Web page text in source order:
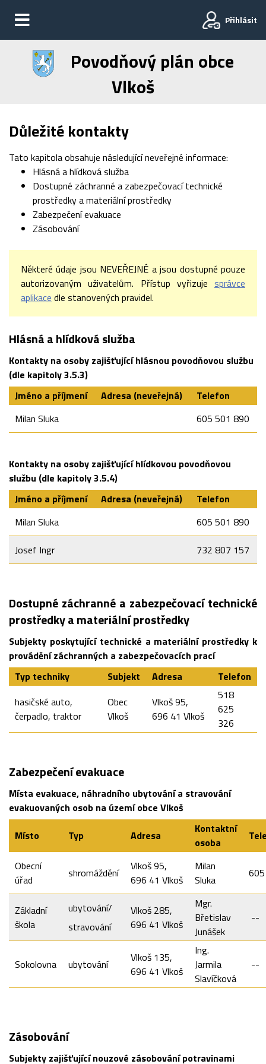
Přihlásit
Povodňový plán obce
Vlkoš
Důležité kontakty
Tato kapitola obsahuje následující neveřejné informace:
Hlásná a hlídková služba
Dostupné záchranné a zabezpečovací technické
prostředky a materiální prostředky
Zabezpečení evakuace
Zásobování
Některé údaje jsou NEVEŘEJNÉ a jsou dostupné pouze
autorizovaným uživatelům. Přístup vyřizuje správce
aplikace dle stanovených pravidel.
Hlásná a hlídková služba
Kontakty na osoby zajišťující hlásnou povodňovou službu
(dle kapitoly 3.5.3)
Jméno a příjmení
Adresa (neveřejná)
Telefon
Milan Sluka
605 501 890
Kontakty na osoby zajišťující hlídkovou povodňovou
službu (dle kapitoly 3.5.4)
Jméno a příjmení
Adresa (neveřejná)
Telefon
Milan Sluka
605 501 890
Josef Ingr
732 807 157
Dostupné záchranné a zabezpečovací technické
prostředky a materiální prostředky
Subjekty poskytující technické a materiální prostředky k
provádění záchranných a zabezpečovacích prací
Typ techniky
Subjekt Adresa
Telefon
hasičské auto,
čerpadlo, traktor
Obec
Vlkoš
Vlkoš 95,
696 41 Vlkoš
518
625
326
Zabezpečení evakuace
Místa evakuace, náhradního ubytování a stravování
evakuovaných osob na území obce Vlkoš
Místo
Typ Adresa
Kontaktní
osoba
Obecní
úřad
shromáždění
Vlkoš 95,
696 41 Vlkoš
Milan
Sluka
Základní
škola
ubytování/
stravování
Vlkoš 285,
696 41 Vlkoš
Mgr.
Břetislav
Junášek
--
Sokolovna ubytování
Vlkoš 135,
696 41 Vlkoš
Ing.
Jarmila
Slavíčková
--
Zásobování
Subjekty zajišťující nouzové zásobování potravinami